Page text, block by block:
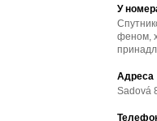
У
феном,
Адреса
Sadová